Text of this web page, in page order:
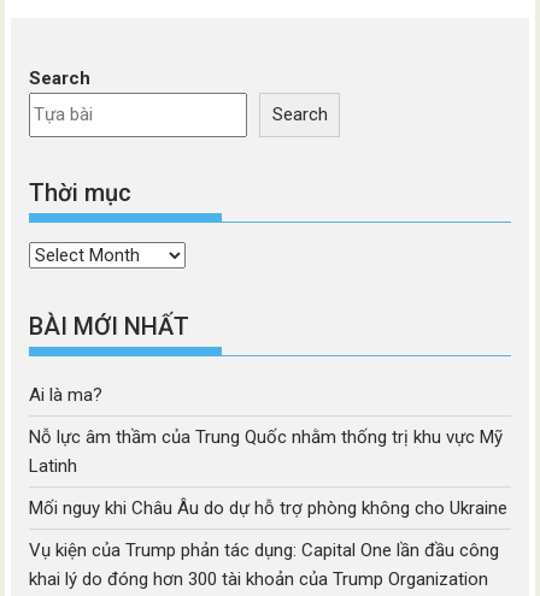
Search
Search
Thời mục
Thời
BÀI MỚI NHẤT
Ai là ma?
Nỗ lực âm thầm của Trung Quốc nhằm thống trị khu vực Mỹ
Latinh
Mối nguy khi Châu Âu do dự hỗ trợ phòng không cho Ukraine
Vụ kiện của Trump phản tác dụng: Capital One lần đầu công
khai lý do đóng hơn 300 tài khoản của Trump Organization